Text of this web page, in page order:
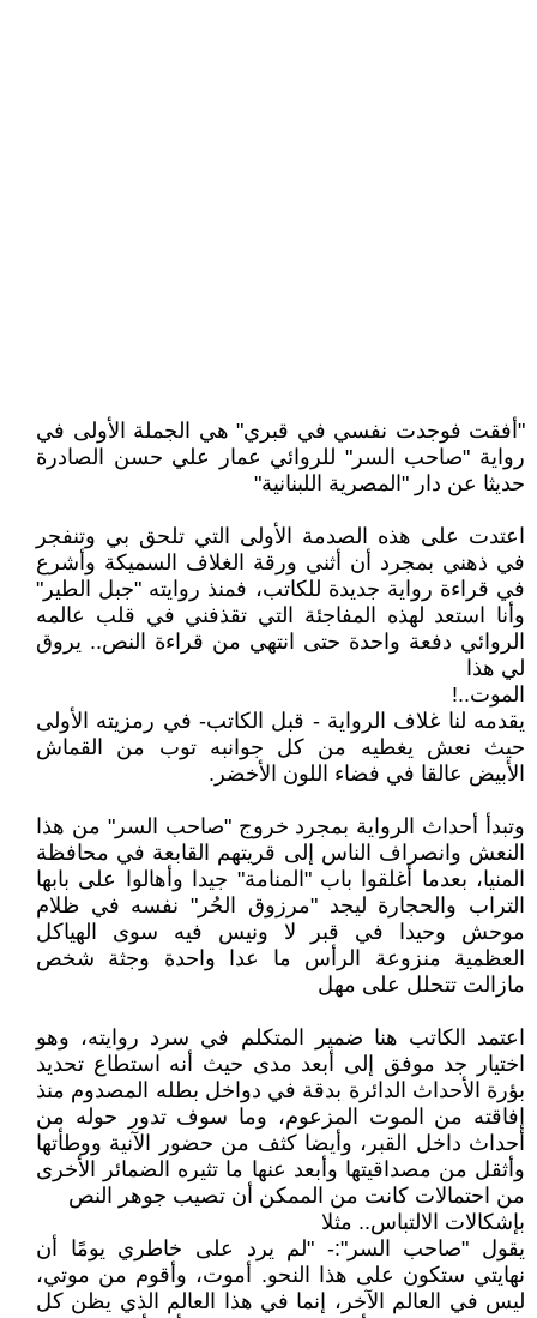
"أفقت فوجدت نفسي في قبري" هي الجملة الأولى في
رواية "صاحب السر" للروائي عمار علي حسن الصادرة
حديثا عن دار "المصرية اللبنانية"
اعتدت على هذه الصدمة الأولى التي تلحق بي وتنفجر
في ذهني بمجرد أن أثني ورقة الغلاف السميكة وأشرع
في قراءة رواية جديدة للكاتب، فمنذ روايته "جبل الطير"
وأنا استعد لهذه المفاجئة التي تقذفني في قلب عالمه
الروائي دفعة واحدة حتى انتهي من قراءة النص.. يروق
لي هذا
الموت..!
يقدمه لنا غلاف الرواية - قبل الكاتب- في رمزيته الأولى
حيث نعش يغطيه من كل جوانبه توب من القماش
الأبيض عالقا في فضاء اللون الأخضر.
وتبدأ أحداث الرواية بمجرد خروج "صاحب السر" من هذا
النعش وانصراف الناس إلى قريتهم القابعة في محافظة
المنيا، بعدما أغلقوا باب "المنامة" جيدا وأهالوا على بابها
التراب والحجارة ليجد "مرزوق الحُر" نفسه في ظلام
موحش وحيدا في قبر لا ونيس فيه سوى الهياكل
العظمية منزوعة الرأس ما عدا واحدة وجثة شخص
مازالت تتحلل على مهل
اعتمد الكاتب هنا ضمير المتكلم في سرد روايته، وهو
اختيار جد موفق إلى أبعد مدى حيث أنه استطاع تحديد
بؤرة الأحداث الدائرة بدقة في دواخل بطله المصدوم منذ
إفاقته من الموت المزعوم، وما سوف تدور حوله من
أحداث داخل القبر، وأيضا كثف من حضور الآنية ووطأتها
وأثقل من مصداقيتها وأبعد عنها ما تثيره الضمائر الأخرى
من احتمالات كانت من الممكن أن تصيب جوهر النص
بإشكالات الالتباس.. مثلا
يقول "صاحب السر":- "لم يرد على خاطري يومًا أن
نهايتي ستكون على هذا النحو. أموت، وأقوم من موتي،
ليس في العالم الآخر، إنما في هذا العالم الذي يظن كل